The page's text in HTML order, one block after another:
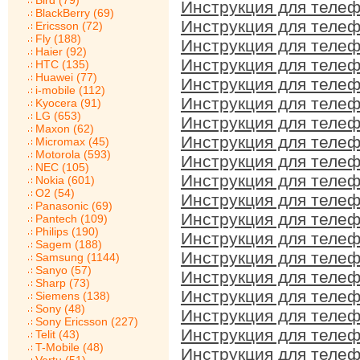
BlackBerry (69)
Ericsson (72)
Fly (188)
Haier (92)
HTC (135)
Huawei (77)
i-mobile (112)
Kyocera (91)
LG (653)
Maxon (62)
Micromax (45)
Motorola (593)
NEC (105)
Nokia (601)
O2 (54)
Panasonic (69)
Pantech (109)
Philips (190)
Sagem (188)
Samsung (1144)
Sanyo (57)
Sharp (73)
Siemens (138)
Sony (48)
Sony Ericsson (227)
Telit (43)
T-Mobile (48)
Инструкция для
Инструкция для
Инструкция для
Инструкция для
Инструкция для
Инструкция для
Инструкция для
Инструкция для
Инструкция для
Инструкция для
Инструкция для
Инструкция для
Инструкция для
Инструкция для
Инструкция для
Инструкция для
Инструкция для
Инструкция для
Инструкция для